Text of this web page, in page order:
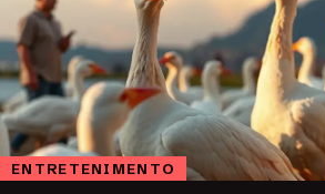
ENTRETENIMENTO